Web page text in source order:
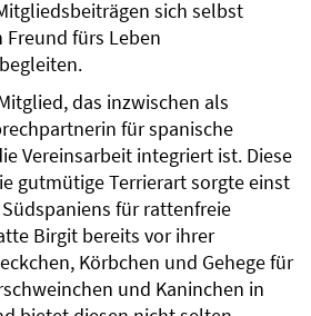
sich selbst
Freund fürs Leben
das inzwischen als
für spanische
Vereinsarbeit integriert ist. Diese
gutmütige Terrierart sorgte einst
für rattenfreie
Birgit bereits vor ihrer
Körbchen und Gehege für
und Kaninchen in